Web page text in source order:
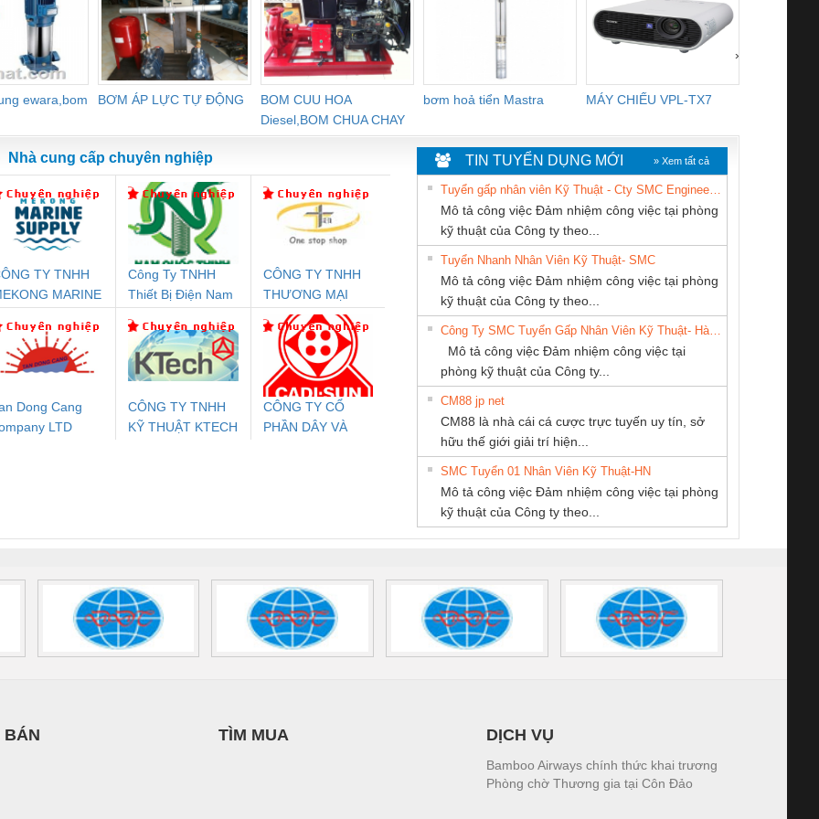
ewara,bom
BƠM ÁP LỰC TỰ ĐỘNG
BOM CUU HOA
Diesel,BOM CHUA CHAY
bơm hoả tiển Mastra MÁY CHIẾU VPL-TX7
›
An Toàn
Contact
1NO-
24DC-SP -
Rơ Le An Toàn
Phoenix Contact
PSR-SCP-
24UC/ESL4/3X1/1X2/B
- 2981059
Điện AC
Mô-đun Ắc Quy UPS
Bộ Lặp Tín Hiệu
PROFIBUS Phoenix
Contact PSI-REP-
PROFIBUS/12MB -
2708863
Rơ Le An Toàn
Phoenix Contact
2986960 – PSR-
SCP-
24DC/FSP/2X1/1X2
Rơ Le An Toàn
Bộ giám sát chuỗi
tấm pin
TRANSCLINIC 16I+
1K5 H (2502520000)
Bộ giám sát chuỗi
tấm pin
TRANSCLINIC 16I+
1K5 L (2433950000)
Bộ giám sát dòng
TRANSCLINIC 16I+
(2008130000)
điện TRANSCLINIC
BKE 1K5.4
(7791400879)2. Giá
Nẹp nhôm chống
trơn Đà Nẵng
Nhà cung cấp chuyên nghiệp
TY TNHH
MARINE
Công Ty TNHH
Thiết Bị Điện Nam
CÔNG TY TNHH
THƯƠNG MẠI
THIÊN ÂN VIỆT
NAM
Dong Cang
LTD
CÔNG TY TNHH
KỸ THUẬT KTECH
CÔNG TY CỔ
PHẦN DÂY VÀ
CÔNG TY TNHH
THIẾT BỊ CÔNG
NGHIỆP NIHON
SETSUBI VIỆT
Công ty TNHH
Thương Mại SX
Ba Miền
CÔNG TY TNHH
DỊCH VỤ XNK
PHƯƠNG NAM
Cty TNHH TM QC
Ba Miền
THƯƠNG MẠI
DỊCH VỤ KỸ
THUẬT ĐIỆN CƠ
GIA HƯNG PHÁT
TM-DV DAI DONG
TIN TUYỂN DỤNG MỚI » Xem tất cả
Mô tả công việc Đảm nhiệm công việc tại phòng
kỹ thuật của Công ty theo...
Tuyển Nhanh Nhân Viên Kỹ Thuật- SMC
Mô tả công việc Đảm nhiệm công việc tại phòng
kỹ thuật của Công ty theo...
Mô tả công việc Đảm nhiệm công việc tại
phòng kỹ thuật của Công ty...
CM88 jp net
CM88 là nhà cái cá cược trực tuyến uy tín, sở
hữu thế giới giải trí hiện...
SMC Tuyển 01 Nhân Viên Kỹ Thuật-HN
Mô tả công việc Đảm nhiệm công việc tại phòng
kỹ thuật của Công ty theo...
BÁN TÌM MUA DỊCH VỤ
Bamboo Airways chính thức khai trương
Phòng chờ Thương gia tại Côn Đảo